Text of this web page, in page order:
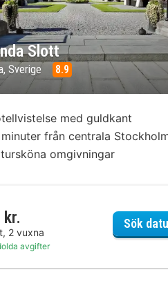
bild
Slott
Sverige 8.9
med guldkant
minuter från centrala
omgivningar
2 vuxna
avgifter
Sök